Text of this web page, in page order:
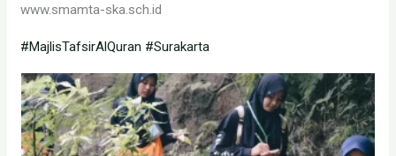
www.smamta-ska.sch.id
#MajlisTafsirAlQuran #Surakarta